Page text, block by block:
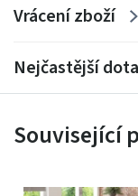
Vrácení zboží
Nejčastější
Související